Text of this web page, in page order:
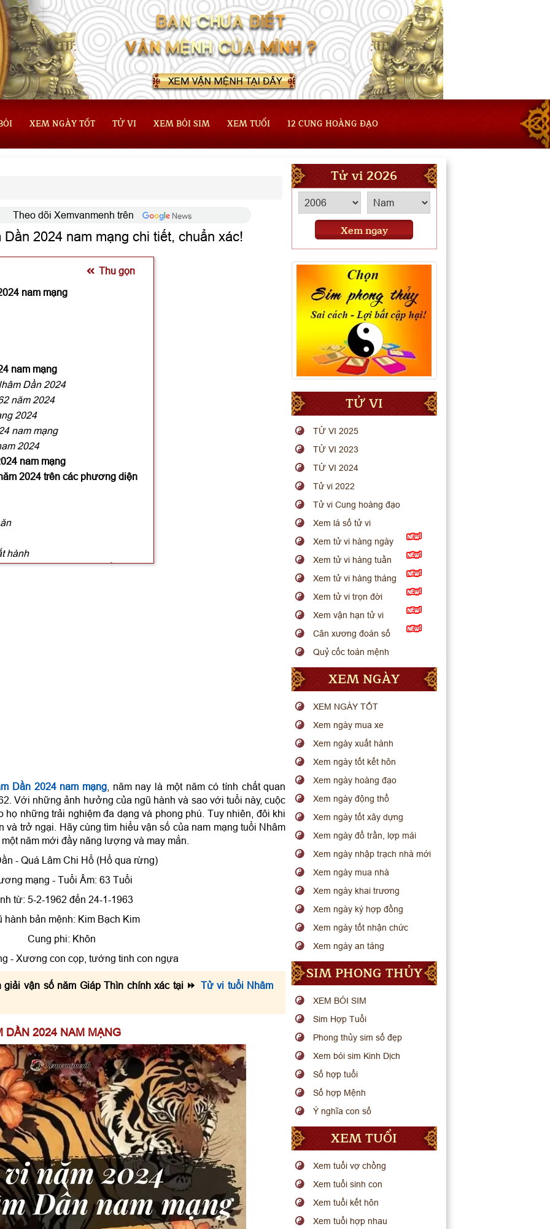
XEM NGÀY TỐT TỬ VI XEM BÓI SIM XEM TUỔI 12 CUNG HOÀNG ĐẠO
Theo dõi Xemvanmenh trên
2024 nam mạng chi tiết, chuẩn xác!
Thu gọn
nam mạng
nam mạng
Dần 2024
năm 2024
2024
nam mạng
2024
nam mạng
2024 trên các phương diện
hành
nam mạng 12 tháng (ÂL)
mạng năm 2024
2024 hợp tuổi nào?
nhà năm 2024 tốt hay xấu?
mua xe, mua nhà tốt không?
hợp màu nào?
Dần 2024 nam mạng , năm nay là một năm có tính chất quan
Với những ảnh hưởng của ngũ hành và sao với tuổi này, cuộc
họ những trải nghiệm đa dạng và phong phú. Tuy nhiên, đôi khi
và trở ngại. Hãy cùng tìm hiểu vận số của nam mạng tuổi Nhâm
năm mới đầy năng lượng và may mắn.
- Quá Lâm Chi Hổ (Hổ qua rừng)
mạng - Tuổi Âm: 63 Tuổi
từ: 5-2-1962 đến 24-1-1963
hành bản mệnh: Kim Bạch Kim
Cung phi: Khôn
- Xương con cọp, tướng tinh con ngựa
vận số năm Giáp Thìn chính xác tại ⏩ Tử vi tuổi Nhâm
DẦN 2024 NAM MẠNG
Tử vi 2026
Xem ngay
TỬ VI
TỬ VI 2025
TỬ VI 2023
TỬ VI 2024
Tử vi 2022
Tử vi Cung hoàng đạo
Xem lá số tử vi
Xem tử vi hàng ngày
Xem tử vi hàng tuần
Xem tử vi hàng tháng
Xem tử vi trọn đời
Xem vận hạn tử vi
Cân xương đoán số
Quỷ cốc toán mệnh
XEM NGÀY
XEM NGÀY TỐT
Xem ngày mua xe
Xem ngày xuất hành
Xem ngày tốt kết hôn
Xem ngày hoàng đạo
Xem ngày động thổ
Xem ngày tốt xây dựng
Xem ngày đổ trần, lợp mái
Xem ngày nhập trạch nhà mới
Xem ngày mua nhà
Xem ngày khai trương
Xem ngày ký hợp đồng
Xem ngày tốt nhận chức
Xem ngày an táng
SIM PHONG THỦY
XEM BÓI SIM
Sim Hợp Tuổi
Phong thủy sim số đẹp
Xem bói sim Kinh Dịch
Số hợp tuổi
Số hợp Mệnh
Ý nghĩa con số
XEM TUỔI
Xem tuổi vợ chồng
Xem tuổi sinh con
Xem tuổi kết hôn
Xem tuổi hợp nhau